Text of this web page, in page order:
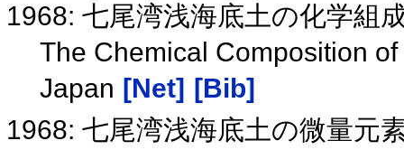
1968: 七尾湾浅海底土の化学組
The Chemical Composition
Japan [Net]
[Bib]
1968: 七尾湾浅海底土の微量元